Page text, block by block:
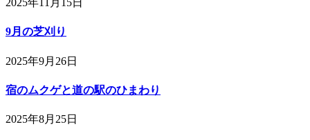
2025年11月15日
9月の芝刈り
2025年9月26日
宿のムクゲと道の駅のひまわり
2025年8月25日